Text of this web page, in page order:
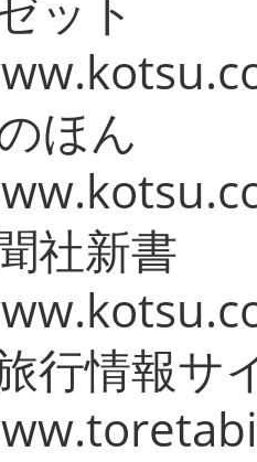
ほん
社新書
行情報サ